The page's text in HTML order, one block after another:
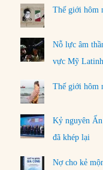
Thế giới hôm
Nỗ lực âm
vực Mỹ Latinh
Thế giới hôm
Kỷ nguyên
đã khép lại
Nợ cho kẻ